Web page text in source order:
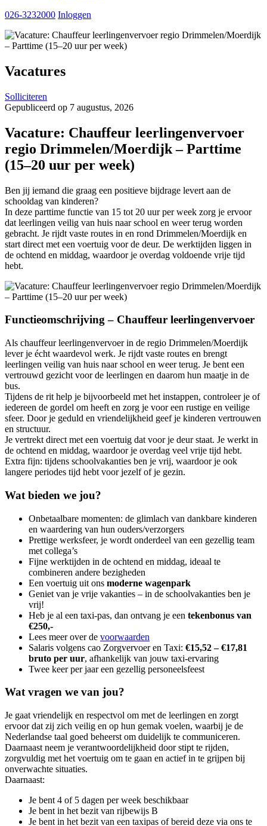
026-3232000 Inloggen
Vacatures
Solliciteren
Gepubliceerd op 7 augustus, 2026
Vacature: Chauffeur leerlingenvervoer
regio Drimmelen/Moerdijk – Parttime
(15–20 uur per week)
Ben jij iemand die graag een positieve bijdrage levert aan de
schooldag van kinderen?
In deze parttime functie van 15 tot 20 uur per week zorg je ervoor
dat leerlingen veilig van huis naar school en weer terug worden
gebracht. Je rijdt vaste routes in en rond Drimmelen/Moerdijk en
start direct met een voertuig voor de deur. De werktijden liggen in
de ochtend en middag, waardoor je overdag voldoende vrije tijd
hebt.
Functieomschrijving – Chauffeur leerlingenvervoer
Als chauffeur leerlingenvervoer in de regio Drimmelen/Moerdijk
lever je écht waardevol werk. Je rijdt vaste routes en brengt
leerlingen veilig van huis naar school en weer terug. Je bent een
vertrouwd gezicht voor de leerlingen en daarom hun maatje in de
bus.
Tijdens de rit help je bijvoorbeeld met het instappen, controleer je of
iedereen de gordel om heeft en zorg je voor een rustige en veilige
sfeer. Door je geduld en vriendelijkheid geef je kinderen vertrouwen
en structuur.
Je vertrekt direct met een voertuig dat voor je deur staat. Je werkt in
de ochtend en middag, waardoor je overdag veel vrije tijd hebt.
Extra fijn: tijdens schoolvakanties ben je vrij, waardoor je ook
langere periodes tijd hebt voor jezelf of je gezin.
Wat bieden we jou?
Onbetaalbare momenten: de glimlach van dankbare kinderen
en waardering van hun ouders/verzorgers
Prettige werksfeer, je wordt onderdeel van een gezellig team
met collega’s
Fijne werktijden in de ochtend en middag, ideaal te
combineren andere bezigheden
Een voertuig uit ons moderne wagenpark
Geniet van je vrije vakanties – in de schoolvakanties ben je
vrij!
Heb je al een taxi-pas, dan ontvang je een tekenbonus van
€250,-
Lees meer over de voorwaarden
Salaris volgens cao Zorgvervoer en Taxi: €15,52 – €17,81
bruto per uur, afhankelijk van jouw taxi-ervaring
Twee keer per jaar een gezellig personeelsfeest
Wat vragen we van jou?
Je gaat vriendelijk en respectvol om met de leerlingen en zorgt
ervoor dat zij zich veilig en op hun gemak voelen, waarbij je de
Nederlandse taal goed beheerst om duidelijk te communiceren.
Daarnaast neem je verantwoordelijkheid door stipt te rijden,
zorgvuldig met het voertuig om te gaan en actief in te grijpen bij
onverwachte situaties.
Daarnaast:
Je bent 4 of 5 dagen per week beschikbaar
Je bent in het bezit van rijbewijs B
Je bent in het bezit van een taxipas of bereid deze via ons te